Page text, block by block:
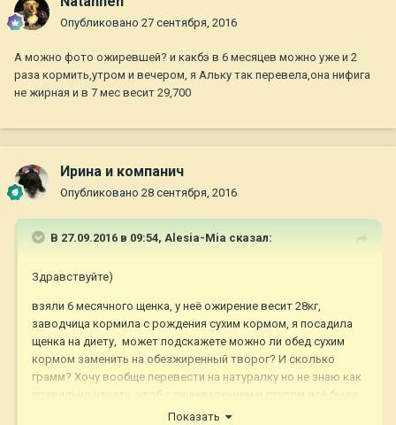
Опубликовано 27 сентября, 2016
А можно фото ожиревшей? и какбэ в 6 месяцев можно уже и 2
раза кормить,утром и вечером, я Альку так перевела,она нифига
не жирная и в 7 мес весит 29,700
Ирина и компанич
Опубликовано 28 сентября, 2016
В 27.09.2016 в 09:54, Alesia-Mia сказал:
Здравствуйте)
взяли 6 месячного щенка, у неё ожирение весит 28кг,
заводчица кормила с рождения сухим кормом, я посадила
щенка на диету, может подскажете можно ли обед сухим
кормом заменить на обезжиренный творог? И сколько
грамм? Хочу вообще перевести на натуралку но не знаю как
правильно начать, чтоб с пищеварением и стулом всё было
Показать